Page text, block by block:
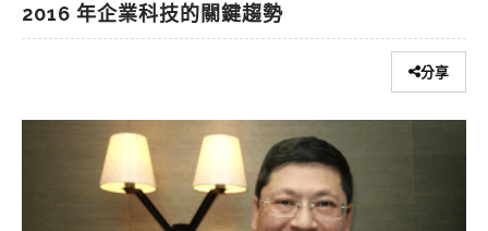
2016 年企業科技的關鍵趨勢
分享